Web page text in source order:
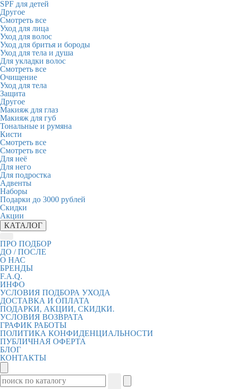
SPF для детей
Другое
Смотреть все
Уход для лица
Уход для волос
Уход для бритья и бороды
Уход для тела и душа
Для укладки волос
Смотреть все
Очищение
Уход для тела
Защита
Другое
Макияж для глаз
Макияж для губ
Тональные и румяна
Кисти
Смотреть все
Смотреть все
Для неё
Для него
Для подростка
Адвенты
Наборы
Подарки до 3000 рублей
Скидки
Акции
КАТАЛОГ
ПРО ПОДБОР
ДО / ПОСЛЕ
О НАС
БРЕНДЫ
F.A.Q.
ИНФО
УСЛОВИЯ ПОДБОРА УХОДА
ДОСТАВКА И ОПЛАТА
ПОДАРКИ, АКЦИИ, СКИДКИ.
УСЛОВИЯ ВОЗВРАТА
ГРАФИК РАБОТЫ
ПОЛИТИКА КОНФИДЕНЦИАЛЬНОСТИ
ПУБЛИЧНАЯ ОФЕРТА
БЛОГ
КОНТАКТЫ